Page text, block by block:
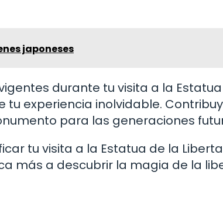
japoneses
durante tu visita a la
experiencia inolvidable.
para las generaciones
tu visita a la Estatua de la
más a descubrir la magia de la